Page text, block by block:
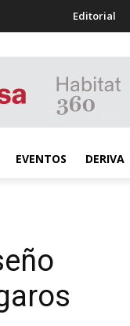
Editorial
EVENTOS DERIVA